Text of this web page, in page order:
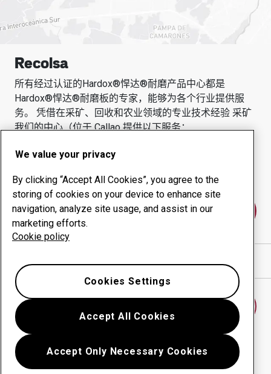
Recolsa
所有经过认证的Hardox®悍达®耐磨产品中心都是
Hardox®悍达®耐磨板的专家，能够为各个行业提供服
务。 凭借在采矿、回收和农业领域的专业技术经验 采矿
我们的中心（位于Callao提供以下服务：
耐磨产品
正常运行时间管理
联系我们
We value your privacy
By clicking “Accept All Cookies”, you agree to the
storing of cookies on your device to enhance site
navigation, analyze site usage, and assist in our
marketing efforts.
Cookie policy
Accept All Cookies
Accept Only Necessary Cookies
Cookies Settings